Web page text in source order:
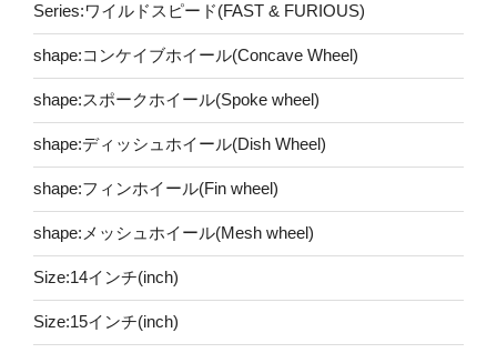
Series:ワイルドスピード(FAST & FURIOUS)
shape:コンケイブホイール(Concave Wheel)
shape:スポークホイール(Spoke wheel)
shape:ディッシュホイール(Dish Wheel)
shape:フィンホイール(Fin wheel)
shape:メッシュホイール(Mesh wheel)
Size:14インチ(inch)
Size:15インチ(inch)